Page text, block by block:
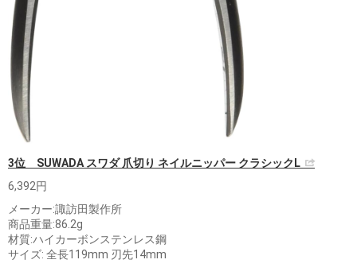
3位 SUWADA スワダ 爪切り ネイルニッパー クラシックL
6,392円
メーカー:諏訪田製作所
商品重量:86.2g
材質:ハイカーボンステンレス鋼
サイズ: 全長119mm 刃先14mm